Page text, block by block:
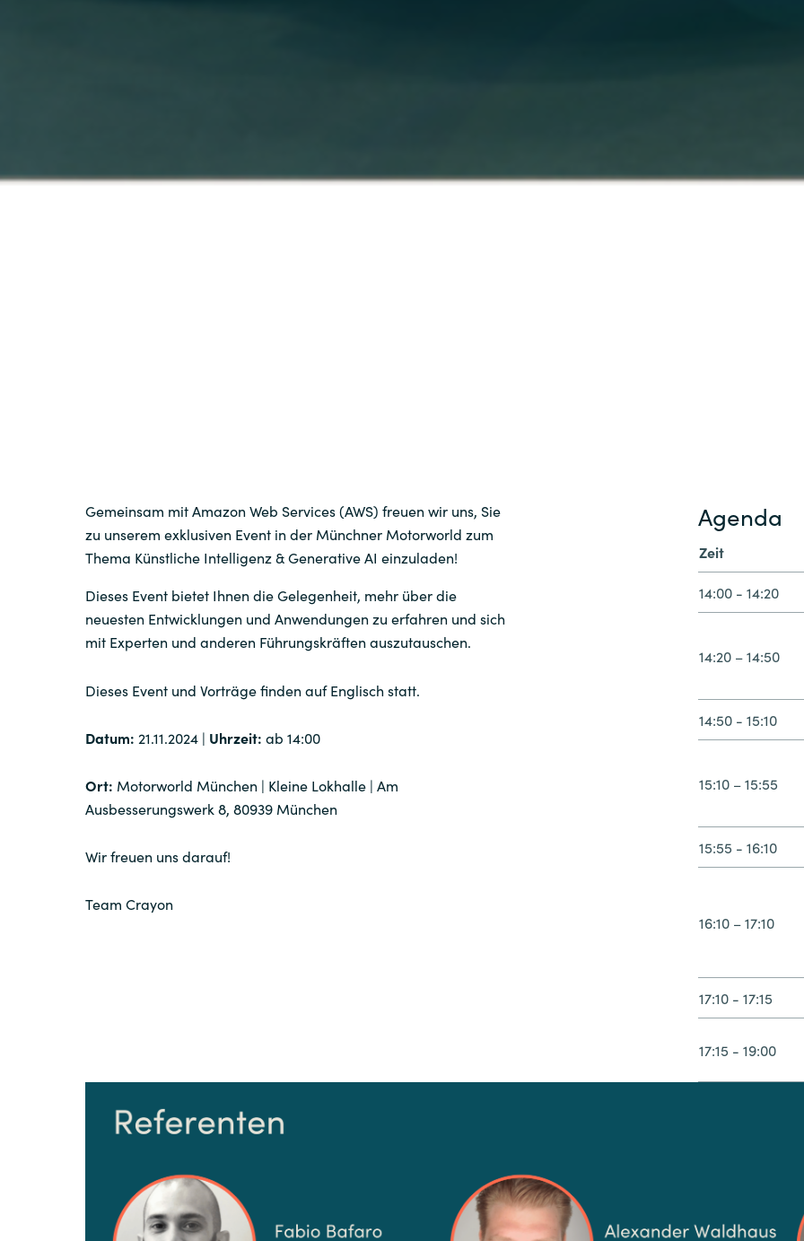
Gemeinsam mit Amazon Web Services (AWS) freuen wir uns, Sie
zu unserem exklusiven Event in der Münchner Motorworld zum
Thema Künstliche Intelligenz & Generative AI einzuladen!
Dieses Event bietet Ihnen die Gelegenheit, mehr über die
neuesten Entwicklungen und Anwendungen zu erfahren und sich
mit Experten und anderen Führungskräften auszutauschen.
Dieses Event und Vorträge finden auf Englisch statt.
Datum: 21.11.2024 | Uhrzeit: ab 14:00
Ort: Motorworld München | Kleine Lokhalle | Am
Ausbesserungswerk 8, 80939 München
Wir freuen uns darauf!
Team Crayon
Agenda
Zeit
14:00 - 14:20
14:20 – 14:50
14:50 - 15:10
15:10 – 15:55
15:55 - 16:10
16:10 – 17:10
17:10 - 17:15
17:15 - 19:00